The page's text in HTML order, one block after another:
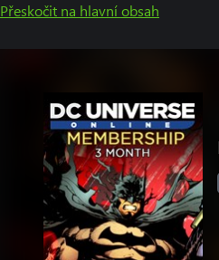
Přeskočit na hlavní obsah